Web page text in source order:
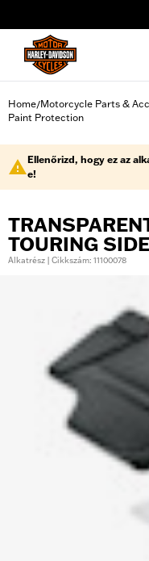
Home/Motorcycle Parts &
Paint Protection
Ellenőrizd, hogy ez az
e!
TOURING
Alkatrész | Cikkszám: 11100078